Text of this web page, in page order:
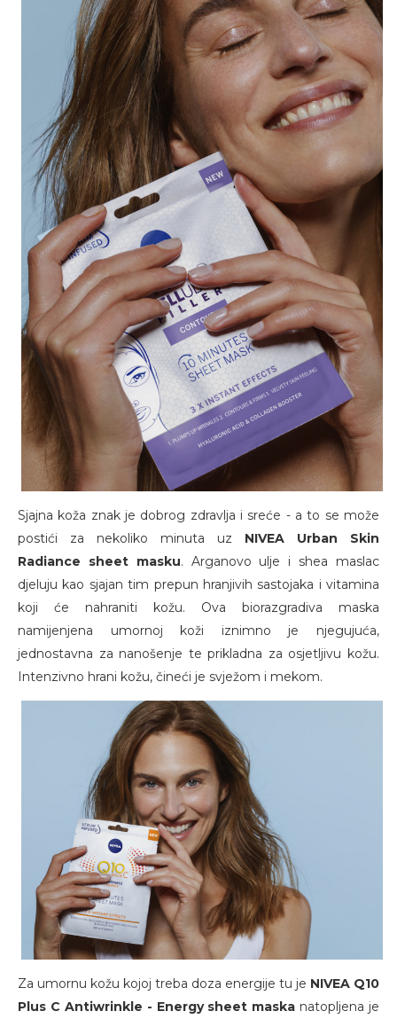
Sjajna koža znak je dobrog zdravlja i sreće - a to se može
postići za nekoliko minuta uz NIVEA Urban Skin
Radiance sheet masku. Arganovo ulje i shea maslac
djeluju kao sjajan tim prepun hranjivih sastojaka i vitamina
koji će nahraniti kožu. Ova biorazgradiva maska
namijenjena umornoj koži iznimno je njegujuća,
jednostavna za nanošenje te prikladna za osjetljivu kožu.
Intenzivno hrani kožu, čineći je svježom i mekom.
Za umornu kožu kojoj treba doza energije tu je NIVEA Q10
Plus C Antiwrinkle - Energy sheet maska natopljena je